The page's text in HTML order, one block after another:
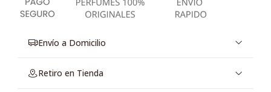
Envío a Domicilio
Retiro en Tienda